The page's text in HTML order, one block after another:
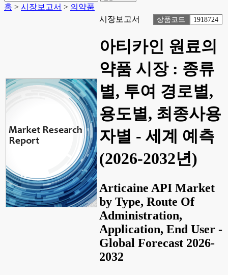
홈 > 시장보고서 > 의약품
시장보고서
상품코드 1918724
아티카인 원료의
약품 시장 : 종류
별, 투여 경로별,
용도별, 최종사용
자별 - 세계 예측
(2026-2032년)
Articaine API Market
by Type, Route Of
Administration,
Application, End User -
Global Forecast 2026-
2032